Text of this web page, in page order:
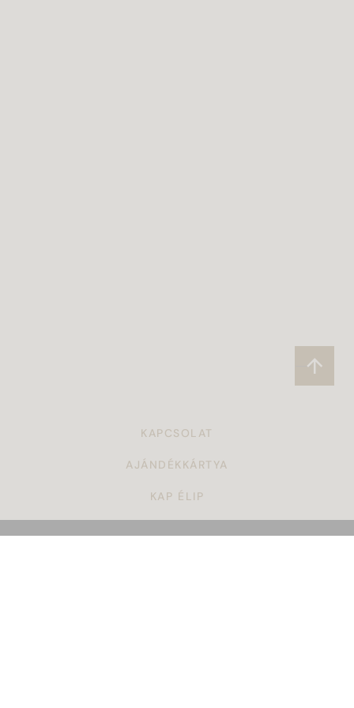
KAPCSOLAT
AJÁNDÉKKÁRTYA
KAP ÉLIP